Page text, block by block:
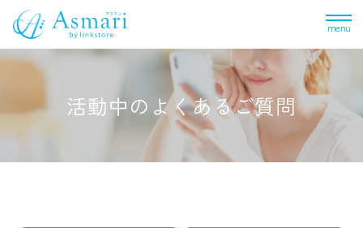
menu
活動中のよくあるご質問